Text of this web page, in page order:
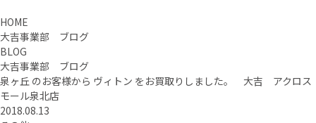
HOME
大吉事業部 ブログ
BLOG
大吉事業部 ブログ
泉ヶ丘 のお客様から ヴィトン をお買取りしました。 大吉 アクロス
モール泉北店
2018.08.13